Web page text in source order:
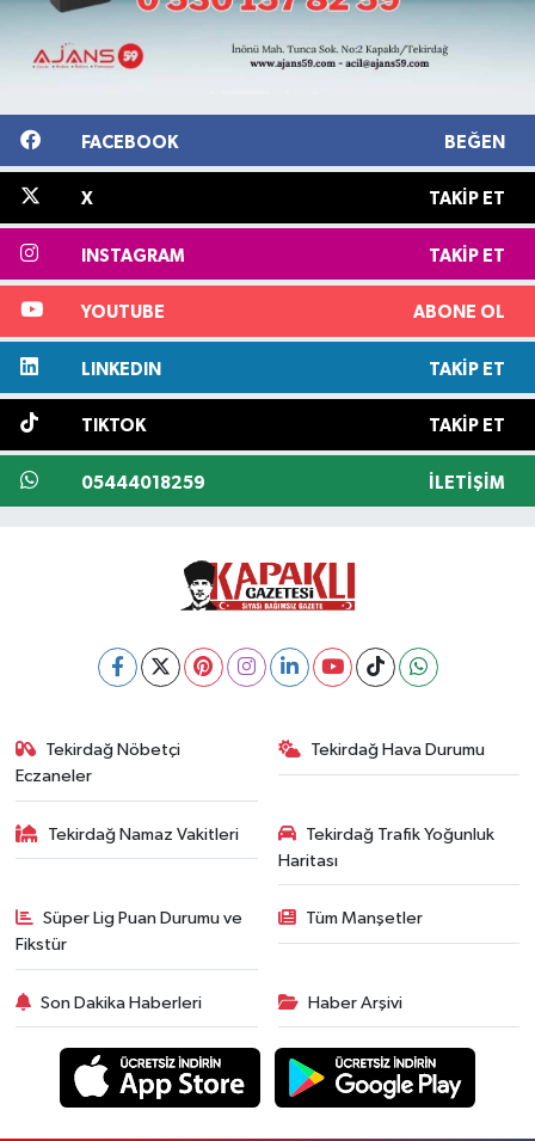
FACEBOOK BEĞEN
X TAKIP ET
INSTAGRAM TAKIP ET
YOUTUBE ABONE OL
LINKEDIN TAKIP ET
TIKTOK TAKIP ET
05444018259 İLETIŞIM
Tekirdağ Nöbetçi
Eczaneler
Tekirdağ Hava Durumu
Tekirdağ Namaz Vakitleri
Tekirdağ Trafik Yoğunluk
Haritası
Süper Lig Puan Durumu ve
Fikstür
Tüm Manşetler
Son Dakika Haberleri Haber Arşivi